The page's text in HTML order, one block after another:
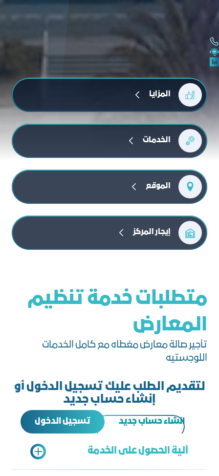
المزايا
الخدمات
الموقع
إيجار المركز
متطلبات خدمة تنظيم
المعارض
تأجير صالة معارض مغطاه مع كامل الخدمات
اللوجستيه
لتقديم الطلب عليك تسجيل الدخول أو
إنشاء حساب جديد
انشاء حساب جديد تسجيل الدخول
آلية الحصول على الخدمة